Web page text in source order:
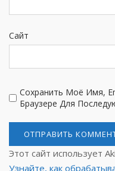
Сайт
Сохранить Моё Имя,
Браузере Для
Этот сайт использует
Узнайте, как